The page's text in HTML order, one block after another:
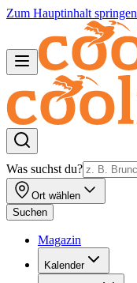
Zum Hauptinhalt springen
Was suchst du?
Ort wählen
Suchen
Magazin
Kalender